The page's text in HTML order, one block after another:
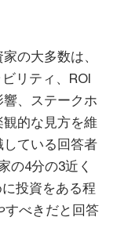
の大多数は、
リティ、ROI
響、ステークホ
的な見方を維
ている回答者
の4分の3近く
投資をある程
すべきだと回答